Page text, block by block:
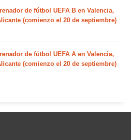
de fútbol UEFA B en Valencia,
(comienzo el 20 de septiembre)
de fútbol UEFA A en Valencia,
(comienzo el 20 de septiembre)